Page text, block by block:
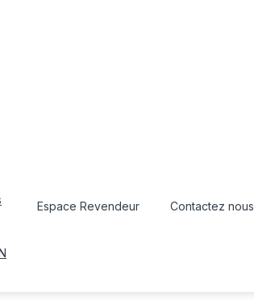
Espace Revendeur Contactez nous